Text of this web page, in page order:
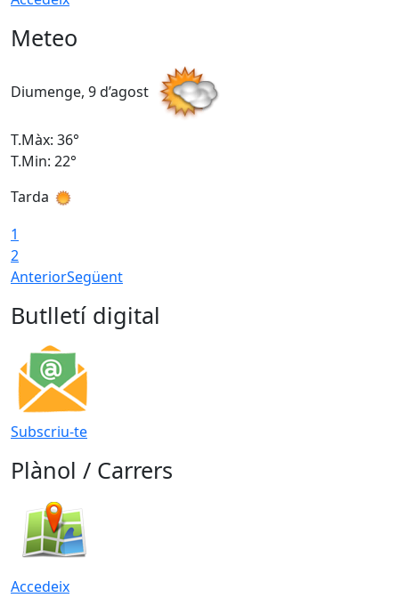
Meteo
Diumenge, 9 d’agost
T.Màx: 36°
T.Min: 22°
Tarda
1
2
AnteriorSegüent
Butlletí digital
Subscriu-te
Plànol / Carrers
Accedeix